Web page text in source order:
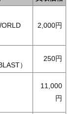
2,000
）
250
11,000